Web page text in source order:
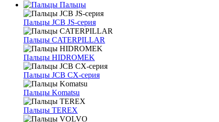
Пальцы
Пальцы JCB JS-серия
Пальцы CATERPILLAR
Пальцы HIDROMEK
Пальцы JCB CX-серия
Пальцы Komatsu
Пальцы TEREX